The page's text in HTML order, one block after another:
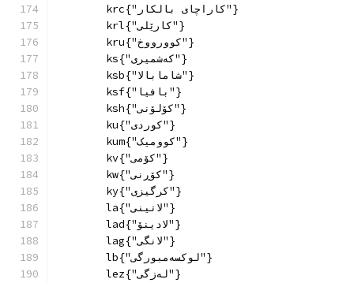
        krc{"کاراچای بالکار"}
        krl{"کارێلی"}
        kru{"کوورووخ"}
        ks{"کەشمیری"}
        ksb{"شامابالا"}
        ksf{"بافیا"}
        ksh{"کۆلۆنی"}
        ku{"کوردی"}
        kum{"کوومیک"}
        kv{"کۆمی"}
        kw{"کۆڕنی"}
        ky{"كرگیزی"}
        la{"لاتینی"}
        lad{"لادینۆ"}
        lag{"لانگی"}
        lb{"لوکسەمبورگی"}
        lez{"لەزگی"}